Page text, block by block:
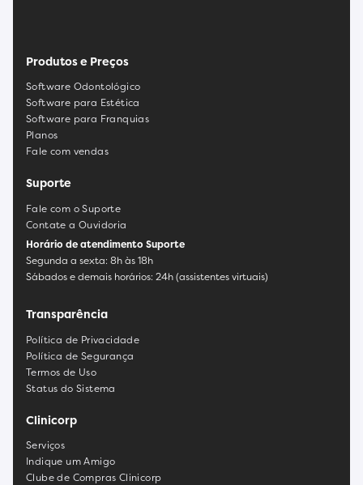
Produtos e Preços
Software Odontológico
Software para Estética
Software para Franquias
Planos
Fale com vendas
Suporte
Fale com o Suporte
Contate a Ouvidoria
Horário de atendimento Suporte
Segunda a sexta: 8h às 18h
Sábados e demais horários: 24h (assistentes virtuais)
Transparência
Política de Privacidade
Política de Segurança
Termos de Uso
Status do Sistema
Clinicorp
Serviços
Indique um Amigo
Clube de Compras Clinicorp